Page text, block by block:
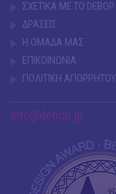
ΣΧΕΤΙΚΑ ΜΕ ΤΟ DEBOP
ΔΡΑΣΕΙΣ
Η ΟΜΑΔΑ ΜΑΣ
ΕΠΙΚΟΙΝΩΝΙΑ
ΠΟΛΙΤΙΚΗ ΑΠΟΡΡΗΤΟΥ
info@debop.gr